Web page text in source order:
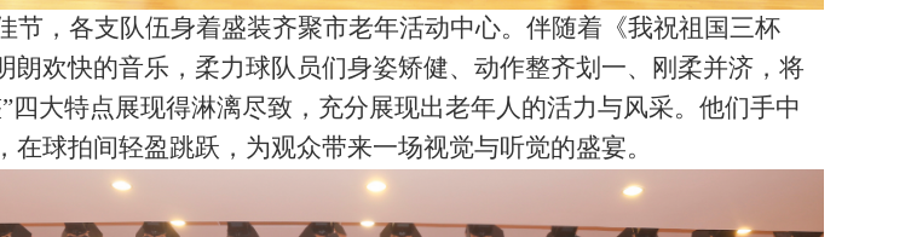
节，各支队伍身着盛装齐聚市老年活动中心。 伴随着《我祝祖国三杯
朗欢快的音乐，柔力球队员们身姿矫健、动作整齐划一、刚柔并济，将
四大特点展现得淋漓尽致，充分展现出老年人的活力与风采。他们手中
在球拍间轻盈跳跃，为观众带来一场视觉与听觉的盛宴。